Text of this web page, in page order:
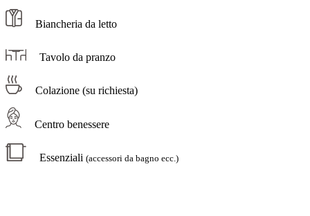
Biancheria da letto
Tavolo da pranzo
Colazione (su richiesta)
Centro benessere
Essenziali (accessori da bagno ecc.)